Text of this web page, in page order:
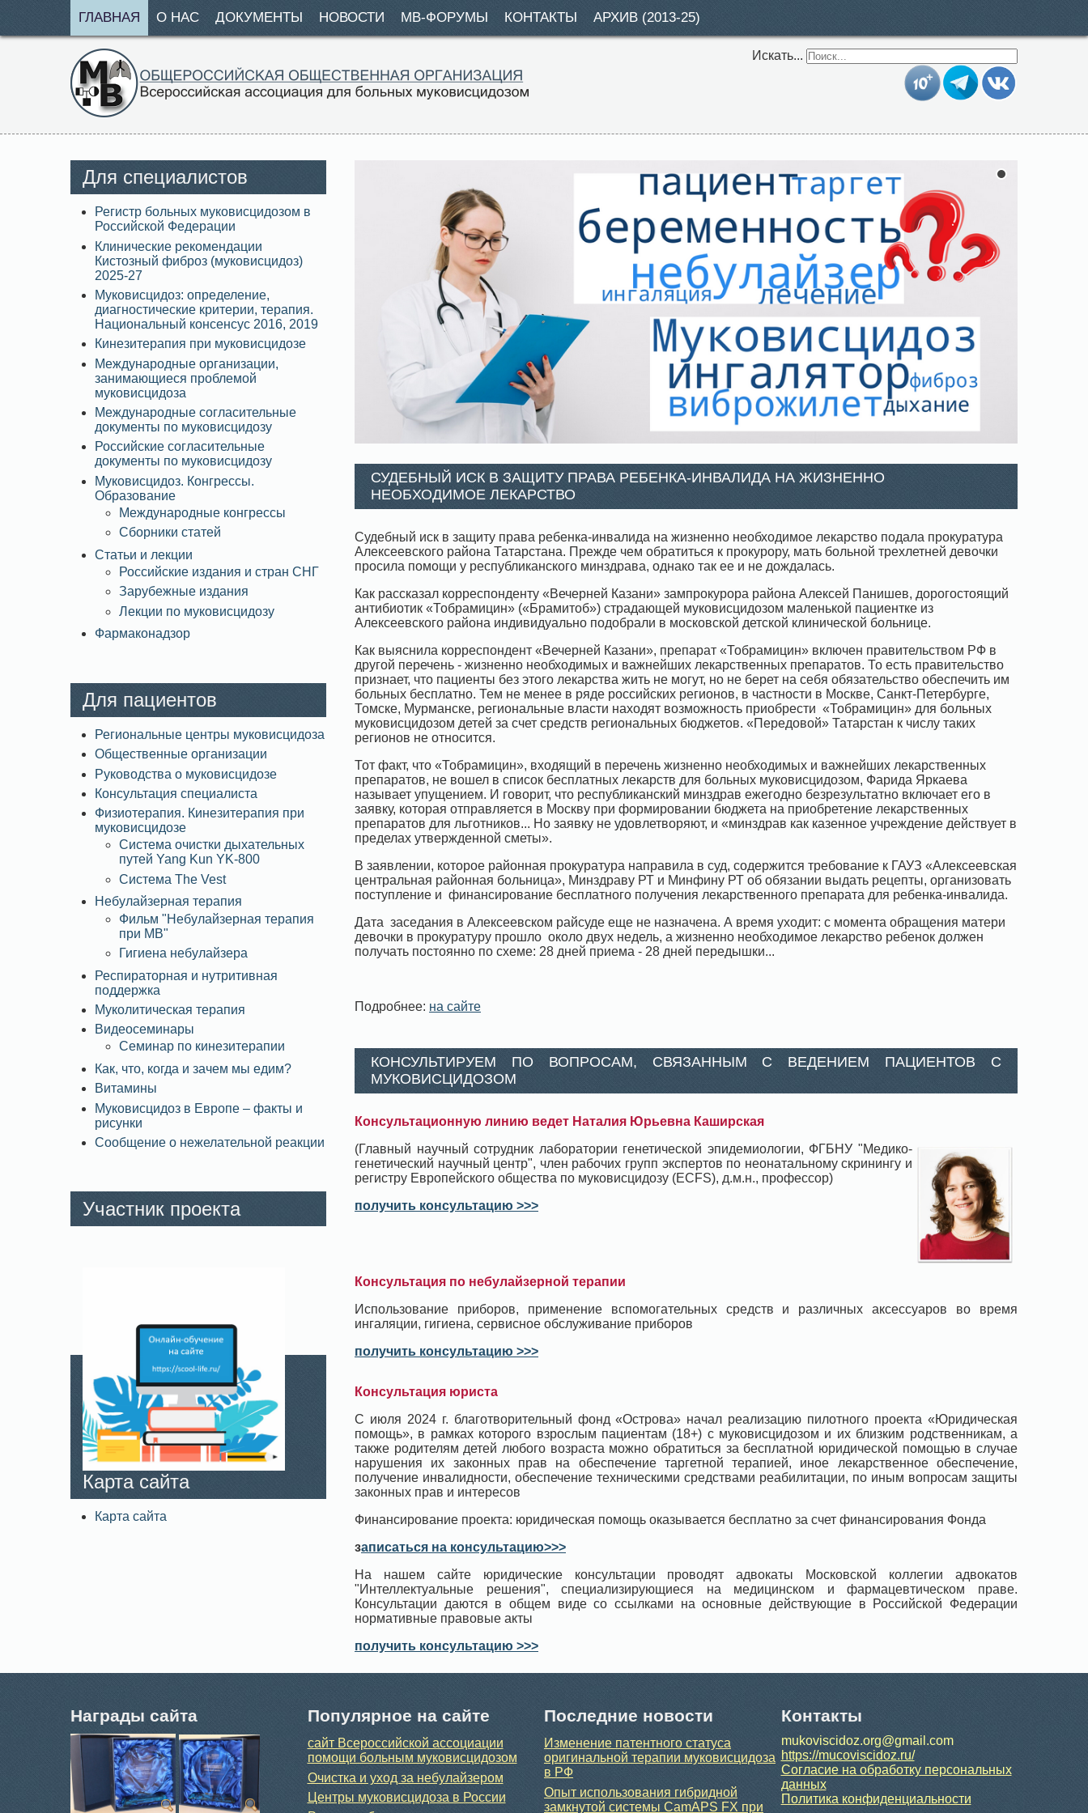
ГЛАВНАЯ О НАС ДОКУМЕНТЫ НОВОСТИ МВ-ФОРУМЫ КОНТАКТЫ АРХИВ (2013-25)
Искать...
СУДЕБНЫЙ ИСК В ЗАЩИТУ ПРАВА РЕБЕНКА-ИНВАЛИДА НА ЖИЗНЕННО
НЕОБХОДИМОЕ ЛЕКАРСТВО
Судебный иск в защиту права ребенка-инвалида на жизненно необходимое лекарство подала прокуратура
Алексеевского района Татарстана. Прежде чем обратиться к прокурору, мать больной трехлетней девочки
просила помощи у республиканского минздрава, однако так ее и не дождалась.
Как рассказал корреспонденту «Вечерней Казани» зампрокурора района Алексей Панишев, дорогостоящий
антибиотик «Тобрамицин» («Брамитоб») страдающей муковисцидозом маленькой пациентке из
Алексеевского района индивидуально подобрали в московской детской клинической больнице.
Как выяснила корреспондент «Вечерней Казани», препарат «Тобрамицин» включен правительством РФ в
другой перечень - жизненно необходимых и важнейших лекарственных препаратов. То есть правительство
признает, что пациенты без этого лекарства жить не могут, но не берет на себя обязательство обеспечить им
больных бесплатно. Тем не менее в ряде российских регионов, в частности в Москве, Санкт-Петербурге,
Томске, Мурманске, региональные власти находят возможность приобрести «Тобрамицин» для больных
муковисцидозом детей за счет средств региональных бюджетов. «Передовой» Татарстан к числу таких
регионов не относится.
Тот факт, что «Тобрамицин», входящий в перечень жизненно необходимых и важнейших лекарственных
препаратов, не вошел в список бесплатных лекарств для больных муковисцидозом, Фарида Яркаева
называет упущением. И говорит, что республиканский минздрав ежегодно безрезультатно включает его в
заявку, которая отправляется в Москву при формировании бюджета на приобретение лекарственных
препаратов для льготников... Но заявку не удовлетворяют, и «минздрав как казенное учреждение действует в
пределах утвержденной сметы».
В заявлении, которое районная прокуратура направила в суд, содержится требование к ГАУЗ «Алексеевская
центральная районная больница», Минздраву РТ и Минфину РТ об обязании выдать рецепты, организовать
поступление и финансирование бесплатного получения лекарственного препарата для ребенка-инвалида.
Дата заседания в Алексеевском райсуде еще не назначена. А время уходит: с момента обращения матери
девочки в прокуратуру прошло около двух недель, а жизненно необходимое лекарство ребенок должен
получать постоянно по схеме: 28 дней приема - 28 дней передышки...
Подробнее: на сайте
КОНСУЛЬТИРУЕМ ПО ВОПРОСАМ, СВЯЗАННЫМ С ВЕДЕНИЕМ ПАЦИЕНТОВ С
МУКОВИСЦИДОЗОМ
Консультационную линию ведет Наталия Юрьевна Каширская
(Главный научный сотрудник лаборатории генетической эпидемиологии, ФГБНУ "Медико-
генетический научный центр", член рабочих групп экспертов по неонатальному скринингу и
регистру Европейского общества по муковисцидозу (ECFS), д.м.н., профессор)
получить консультацию >>>
Консультация по небулайзерной терапии
Использование приборов, применение вспомогательных средств и различных аксессуаров во время
ингаляции, гигиена, сервисное обслуживание приборов
получить консультацию >>>
Консультация юриста
С июля 2024 г. благотворительный фонд «Острова» начал реализацию пилотного проекта «Юридическая
помощь», в рамках которого взрослым пациентам (18+) с муковисцидозом и их близким родственникам, а
также родителям детей любого возраста можно обратиться за бесплатной юридической помощью в случае
нарушения их законных прав на обеспечение таргетной терапией, иное лекарственное обеспечение,
получение инвалидности, обеспечение техническими средствами реабилитации, по иным вопросам защиты
законных прав и интересов
Финансирование проекта: юридическая помощь оказывается бесплатно за счет финансирования Фонда
записаться на консультацию>>>
На нашем сайте юридические консультации проводят адвокаты Московской коллегии адвокатов
"Интеллектуальные решения", специализирующиеся на медицинском и фармацевтическом праве.
Консультации даются в общем виде со ссылками на основные действующие в Российской Федерации
нормативные правовые акты
получить консультацию >>>
Для специалистов
Регистр больных муковисцидозом в
Российской Федерации
Клинические рекомендации
Кистозный фиброз (муковисцидоз)
2025-27
Муковисцидоз: определение,
диагностические критерии, терапия.
Национальный консенсус 2016, 2019
Кинезитерапия при муковисцидозе
Международные организации,
занимающиеся проблемой
муковисцидоза
Международные согласительные
документы по муковисцидозу
Российские согласительные
документы по муковисцидозу
Муковисцидоз. Конгрессы.
Образование
Международные конгрессы
Сборники статей
Статьи и лекции
Российские издания и стран СНГ
Зарубежные издания
Лекции по муковисцидозу
Фармаконадзор
Для пациентов
Региональные центры муковисцидоза
Общественные организации
Руководства о муковисцидозе
Консультация специалиста
Физиотерапия. Кинезитерапия при
муковисцидозе
Система очистки дыхательных
путей Yang Kun YK-800
Система The Vest
Небулайзерная терапия
Фильм "Небулайзерная терапия
при МВ"
Гигиена небулайзера
Респираторная и нутритивная
поддержка
Муколитическая терапия
Видеосеминары
Семинар по кинезитерапии
Как, что, когда и зачем мы едим?
Витамины
Муковисцидоз в Европе – факты и
рисунки
Сообщение о нежелательной реакции
Участник проекта
Карта сайта
Карта сайта
Награды сайта Популярное на сайте
сайт Всероссийской ассоциации
помощи больным муковисцидозом
Очистка и уход за небулайзером
Центры муковисцидоза в России
Последние новости
Изменение патентного статуса
оригинальной терапии муковисцидоза
в РФ
Опыт использования гибридной
замкнутой системы CamAPS FX при
Контакты
mukoviscidoz.org@gmail.com
https://mucoviscidoz.ru/
Согласие на обработку персональных
данных
Политика конфиденциальности